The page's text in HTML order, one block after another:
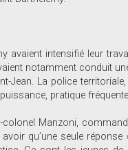
avaient intensifié leur
notamment conduit
La police
pratique fréquente
colonel Manzoni,
qu’une seule